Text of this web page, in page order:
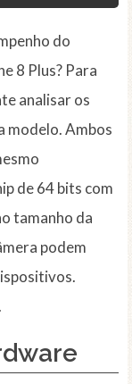
do
8 Plus? Para
analisar os
modelo. Ambos
de 64 bits com
tamanho da
podem